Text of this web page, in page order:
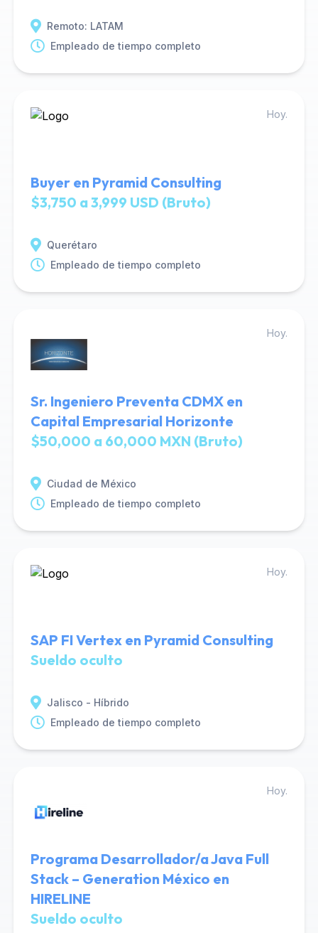
Remoto: LATAM
Empleado de tiempo completo
Hoy.
Buyer en Pyramid Consulting
$3,750 a 3,999 USD (Bruto)
Querétaro
Empleado de tiempo completo
Hoy.
Sr. Ingeniero Preventa CDMX en
Capital Empresarial Horizonte
$50,000 a 60,000 MXN (Bruto)
Ciudad de México
Empleado de tiempo completo
Hoy.
SAP FI Vertex en Pyramid Consulting
Sueldo oculto
Jalisco - Híbrido
Empleado de tiempo completo
Hoy.
Programa Desarrollador/a Java Full
Stack – Generation México en
HIRELINE
Sueldo oculto